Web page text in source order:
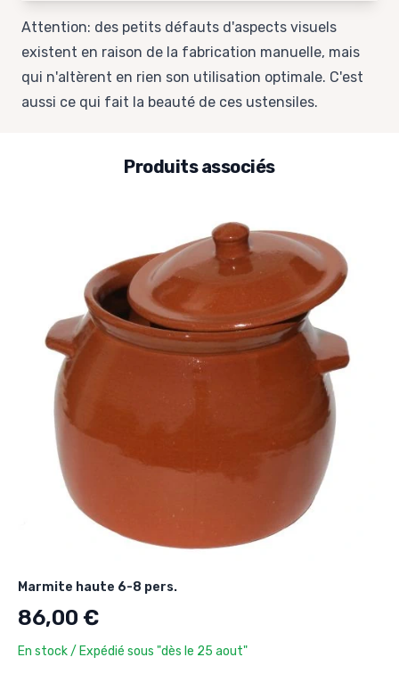
Attention: des petits défauts d'aspects visuels
existent en raison de la fabrication manuelle, mais
qui n'altèrent en rien son utilisation optimale. C'est
aussi ce qui fait la beauté de ces ustensiles.
Produits associés
Marmite haute 6-8 pers.
86,00 €
En stock / Expédié sous "dès le 25 aout"